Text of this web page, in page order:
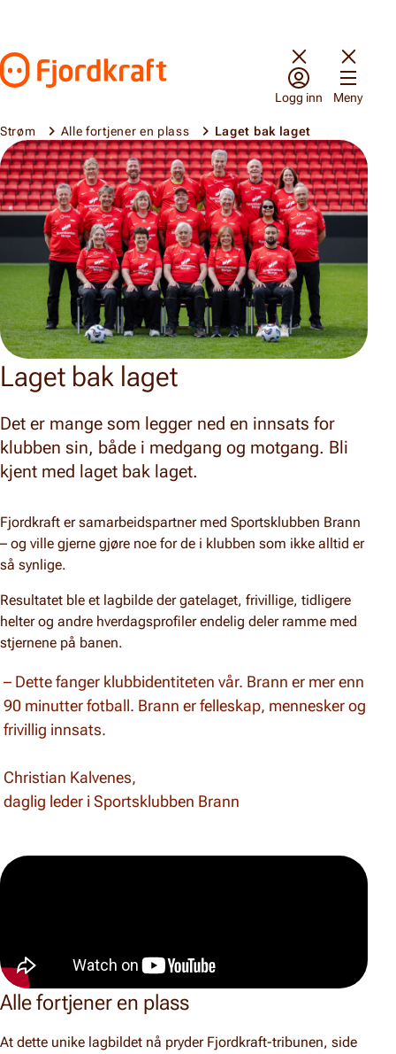
Gå til forsiden
Logg inn Meny
Strøm Alle fortjener en plass Laget bak laget
Laget bak laget
Det er mange som legger ned en innsats for
klubben sin, både i medgang og motgang. Bli
kjent med laget bak laget.
Fjordkraft er samarbeidspartner med Sportsklubben Brann
– og ville gjerne gjøre noe for de i klubben som ikke alltid er
så synlige.
Resultatet ble et lagbilde der gatelaget, frivillige, tidligere
helter og andre hverdagsprofiler endelig deler ramme med
stjernene på banen.
– Dette fanger klubbidentiteten vår. Brann er mer enn
90 minutter fotball. Brann er felleskap, mennesker og
frivillig innsats.
Christian Kalvenes,
daglig leder i Sportsklubben Brann
Alle fortjener en plass
At dette unike lagbildet nå pryder Fjordkraft-tribunen, side